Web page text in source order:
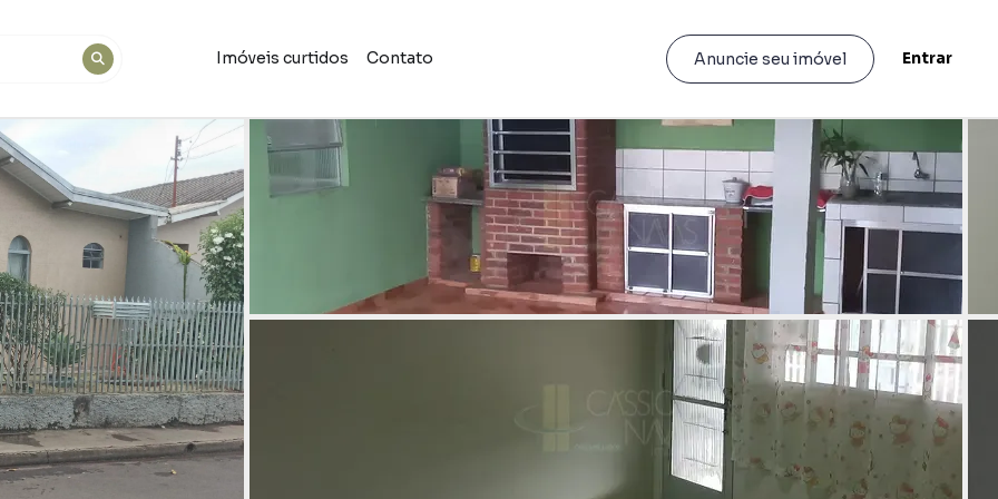
Imóveis curtidos Contato Anuncie seu imóvel Entrar